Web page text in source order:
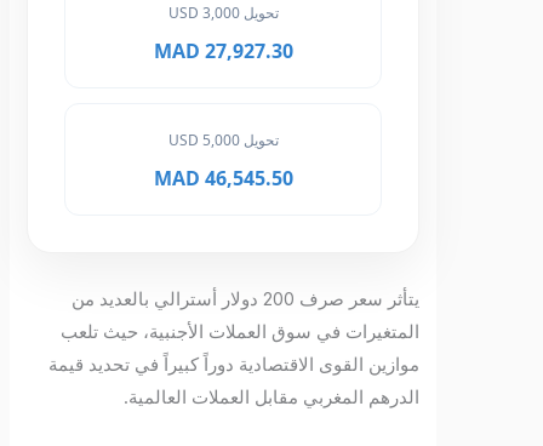
تحويل 3,000 USD
27,927.30 MAD
تحويل 5,000 USD
46,545.50 MAD
يتأثر سعر صرف 200 دولار أسترالي بالعديد من
المتغيرات في سوق العملات الأجنبية، حيث تلعب
موازين القوى الاقتصادية دوراً كبيراً في تحديد قيمة
الدرهم المغربي مقابل العملات العالمية.